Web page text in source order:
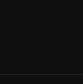
voor zowel thuis als
van kunst